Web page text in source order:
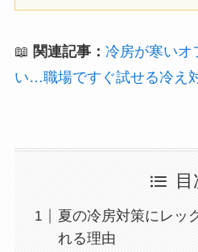
📖 関連記事： 冷房が寒いオ
い…職場ですぐ試せる冷え
目
夏の冷房対策にレッ
れる理由